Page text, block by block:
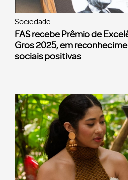
Sociedade
FAS recebe Prêmio de
Gros 2025, em
sociais positivas